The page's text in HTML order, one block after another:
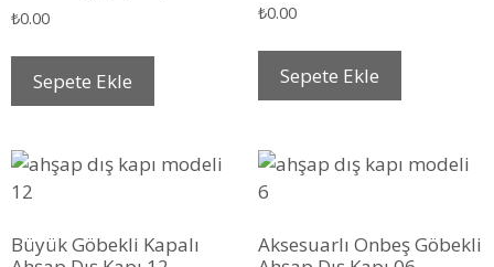
₺0.00
Sepete Ekle
₺0.00
Sepete Ekle
Büyük Göbekli Kapalı
Aksesuarlı Onbeş Göbekli